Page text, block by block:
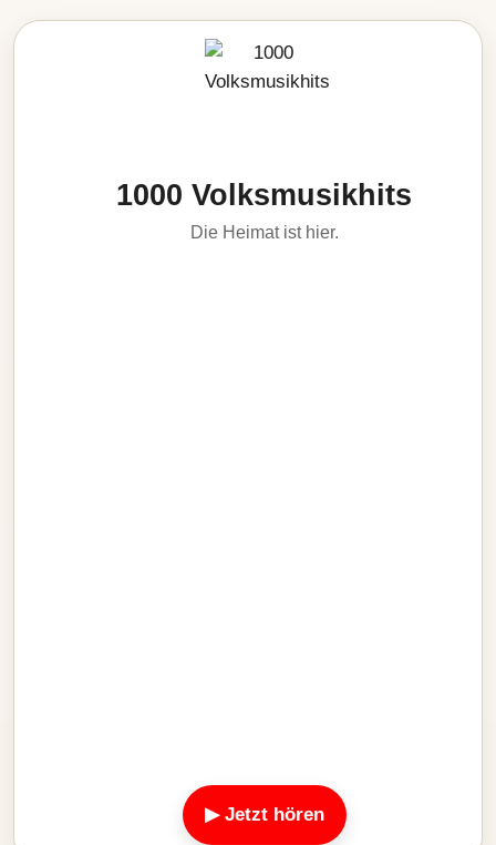
1000 Volksmusikhits
Die Heimat ist hier.
▶ Jetzt hören